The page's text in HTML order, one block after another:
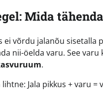
Mida
ei võrdu jalanõu sisetalla
nii-öelda varu. See
.
Jala pikkus + varu =